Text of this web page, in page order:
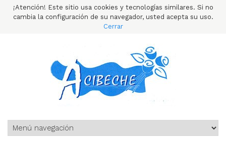
¡Atención! Este sitio usa cookies y tecnologías similares. Si no
cambia la configuración de su navegador, usted acepta su uso.
Cerrar